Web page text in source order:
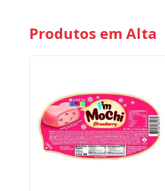
Produtos em Alta